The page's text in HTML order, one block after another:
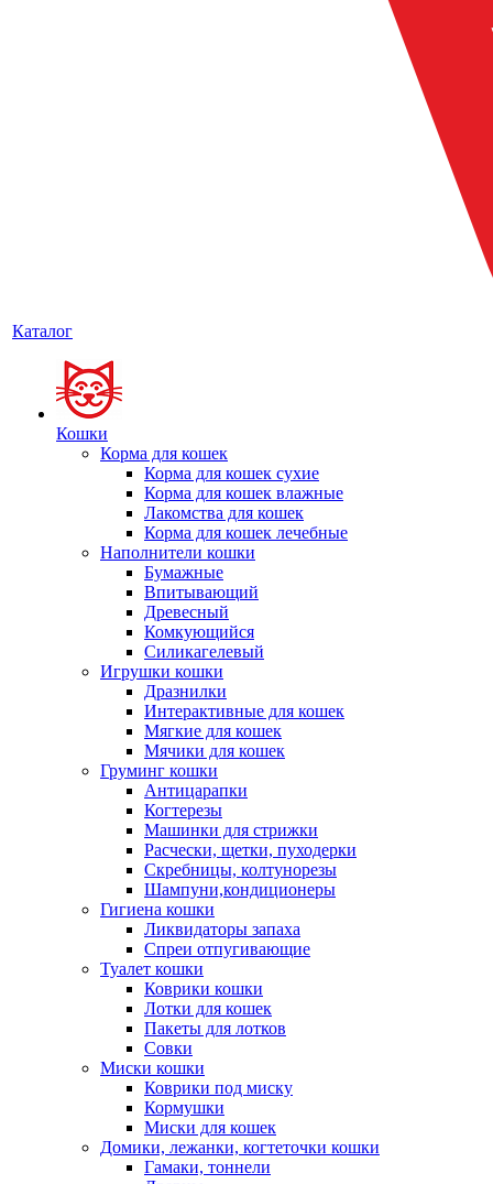
Каталог
Кошки
Корма для кошек
Корма для кошек сухие
Корма для кошек влажные
Лакомства для кошек
Корма для кошек лечебные
Наполнители кошки
Бумажные
Впитывающий
Древесный
Комкующийся
Силикагелевый
Игрушки кошки
Дразнилки
Интерактивные для кошек
Мягкие для кошек
Мячики для кошек
Груминг кошки
Антицарапки
Когтерезы
Машинки для стрижки
Расчески, щетки, пуходерки
Скребницы, колтунорезы
Шампуни,кондиционеры
Гигиена кошки
Ликвидаторы запаха
Спреи отпугивающие
Туалет кошки
Коврики кошки
Лотки для кошек
Пакеты для лотков
Совки
Миски кошки
Коврики под миску
Кормушки
Миски для кошек
Домики, лежанки, когтеточки кошки
Гамаки, тоннели